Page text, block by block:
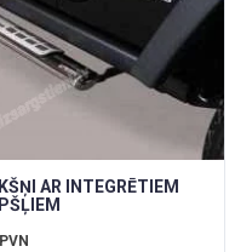
AR INTEGRĒTIEM